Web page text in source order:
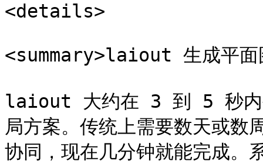
<details>
<summary>laiout 生成平面
laiout 大约在 3 到 5 秒内生
局方案。传统上需要数天或数
协同，现在几分钟就能完成